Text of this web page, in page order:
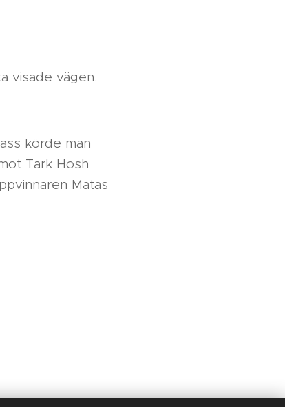
visade vägen.
körde man
Tark Hosh
Matas